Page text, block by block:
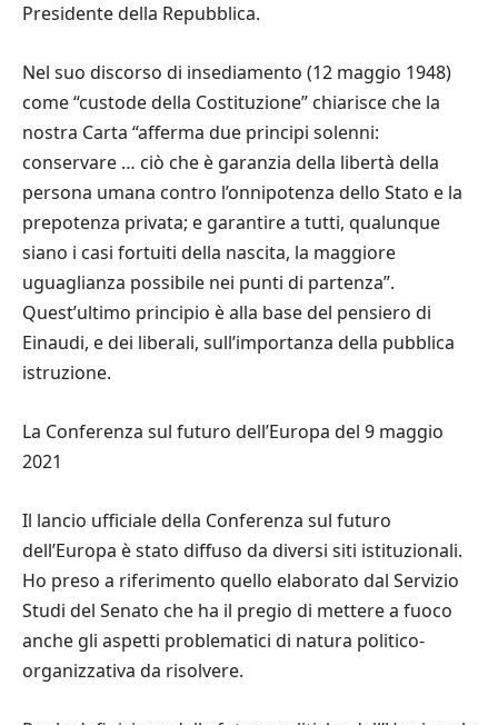
Presidente della Repubblica.
Nel suo discorso di insediamento (12 maggio 1948)
come“custode della Costituzione” chiarisce che la
nostra Carta “afferma due principi solenni:
conservare … ciò che è garanzia della libertà della
persona umana contro l’onnipotenza dello Stato e la
prepotenza privata; e garantire a tutti, qualunque
siano i casi fortuiti della nascita, la maggiore
uguaglianza possibile nei punti di partenza”.
Quest’ultimo principio èalla base del pensiero di
Einaudi, e dei liberali, sull’importanza della pubblica
istruzione.
La Conferenza sul futuro dell’Europa del 9 maggio
2021
Il lancio ufficiale della Conferenza sul futuro
dell’Europa èstato diffuso da diversi siti istituzionali.
Ho preso a riferimento quello elaborato dal Servizio
Studi del Senato che ha il pregio di mettere a fuoco
anche gli aspetti problematici di natura politico-
organizzativa da risolvere.